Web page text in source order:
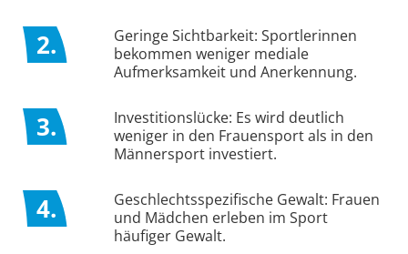
2.
Geringe Sichtbarkeit: Sportlerinnen
bekommen weniger mediale
Aufmerksamkeit und Anerkennung.
3.
Investitionslücke: Es wird deutlich
weniger in den Frauensport als in den
Männersport investiert.
4.
Geschlechtsspezifische Gewalt: Frauen
und Mädchen erleben im Sport
häufiger Gewalt.